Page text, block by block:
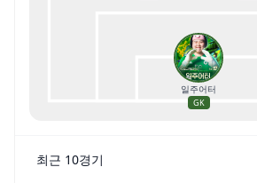
일주어터
GK
최근 10경기